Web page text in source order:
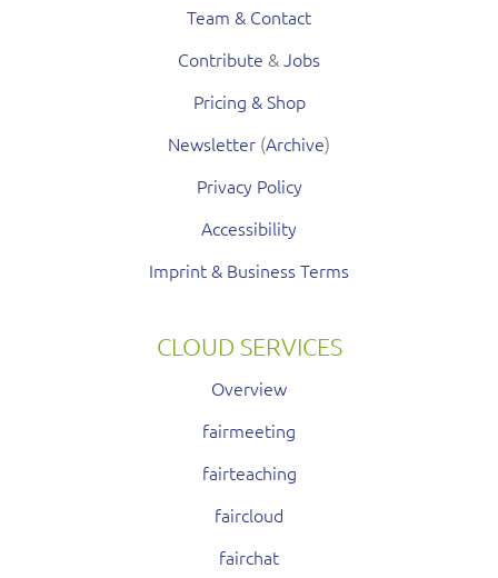
Team & Contact
Contribute &Jobs
Pricing & Shop
Newsletter (Archive)
Privacy Policy
Accessibility
Imprint & Business Terms
CLOUD SERVICES
Overview
fairmeeting
fairteaching
faircloud
fairchat